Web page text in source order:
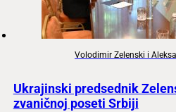
Volodimir Zelenski i
Ukrajinski predsednik
zvaničnoj poseti Srbiji